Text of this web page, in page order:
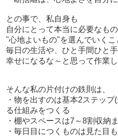
との事で、私自身も
自分にとって本当に必要なもの
"心地よいもの"を選んでいくこ
毎日の生活や、ひと手間ひと
幸せになるな～と思って作業し
そんな私の片付けの鉄則は、
・物を出すのは基本2ステッ
る仕組みをつくる
・棚やスペースは7～8割収納
・毎日目につくものは見た目